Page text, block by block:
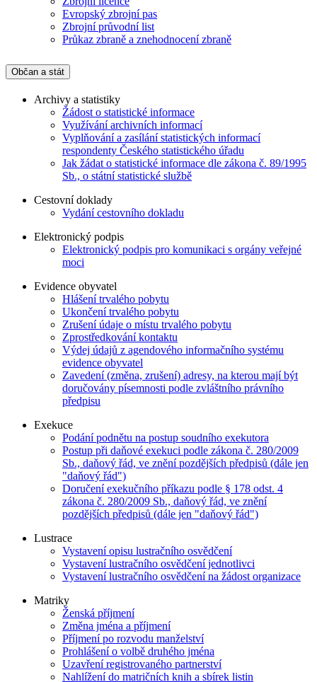
Evropský zbrojní pas
Zbrojní průvodní list
Průkaz zbraně a znehodnocení zbraně
Občan a stát
Archivy a statistiky
Žádost o statistické informace
Využívání archivních informací
Vyplňování a zasílání statistických informací
respondenty Českého statistického úřadu
Jak žádat o statistické informace dle zákona č. 89/1995
Sb., o státní statistické službě
Cestovní doklady
Vydání cestovního dokladu
Elektronický podpis
Elektronický podpis pro komunikaci s orgány veřejné
moci
Evidence obyvatel
Hlášení trvalého pobytu
Ukončení trvalého pobytu
Zrušení údaje o místu trvalého pobytu
Zprostředkování kontaktu
Výdej údajů z agendového informačního systému
evidence obyvatel
Zavedení (změna, zrušení) adresy, na kterou mají být
doručovány písemnosti podle zvláštního právního
předpisu
Exekuce
Podání podnětu na postup soudního exekutora
Postup při daňové exekuci podle zákona č. 280/2009
Sb., daňový řád, ve znění pozdějších předpisů (dále jen
"daňový řád")
Doručení exekučního příkazu podle § 178 odst. 4
zákona č. 280/2009 Sb., daňový řád, ve znění
pozdějších předpisů (dále jen "daňový řád")
Lustrace
Vystavení opisu lustračního osvědčení
Vystavení lustračního osvědčení jednotlivci
Vystavení lustračního osvědčení na žádost organizace
Matriky
Ženská příjmení
Změna jména a příjmení
Příjmení po rozvodu manželství
Prohlášení o volbě druhého jména
Uzavření registrovaného partnerství
Nahlížení do matričních knih a sbírek listin